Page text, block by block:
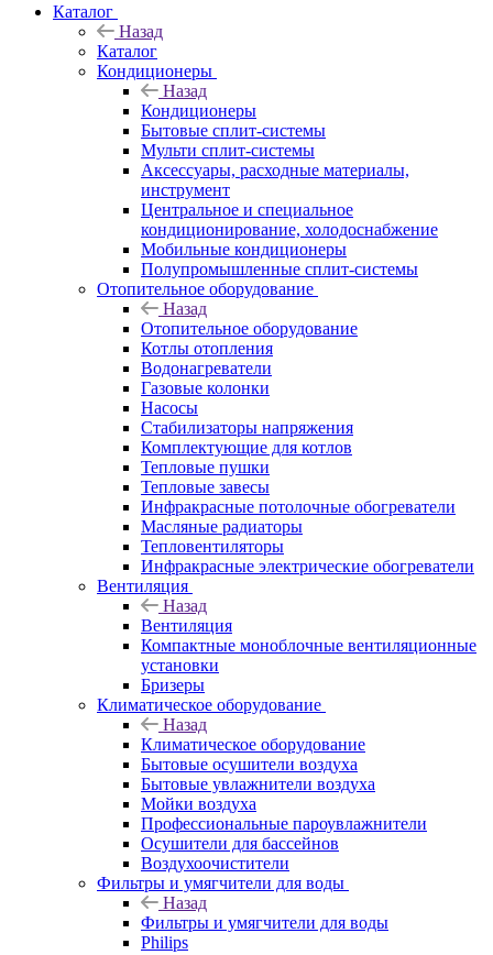
Каталог
Назад
Каталог
Кондиционеры
Назад
Кондиционеры
Бытовые сплит-системы
Мульти сплит-системы
Аксессуары, расходные материалы,
инструмент
Центральное и специальное
кондиционирование, холодоснабжение
Мобильные кондиционеры
Полупромышленные сплит-системы
Отопительное оборудование
Назад
Отопительное оборудование
Котлы отопления
Водонагреватели
Газовые колонки
Насосы
Стабилизаторы напряжения
Комплектующие для котлов
Тепловые пушки
Тепловые завесы
Инфракрасные потолочные обогреватели
Масляные радиаторы
Тепловентиляторы
Инфракрасные электрические обогреватели
Вентиляция
Назад
Вентиляция
Компактные моноблочные вентиляционные
установки
Бризеры
Климатическое оборудование
Назад
Климатическое оборудование
Бытовые осушители воздуха
Бытовые увлажнители воздуха
Мойки воздуха
Профессиональные пароувлажнители
Осушители для бассейнов
Воздухоочистители
Фильтры и умягчители для воды
Назад
Фильтры и умягчители для воды
Philips